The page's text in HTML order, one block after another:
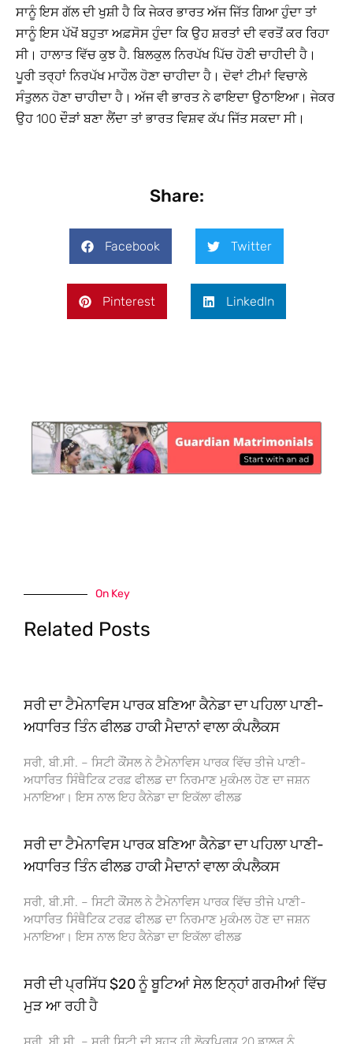
ਸਾਨੂੰ ਇਸ ਗੱਲ ਦੀ ਖੁਸ਼ੀ ਹੈ ਕਿ ਜੇਕਰ ਭਾਰਤ ਅੱਜ ਜਿੱਤ ਗਿਆ ਹੁੰਦਾ ਤਾਂ
ਸਾਨੂੰ ਇਸ ਪੱਖੋਂ ਬਹੁਤਾ ਅਫ਼ਸੋਸ ਹੁੰਦਾ ਕਿ ਉਹ ਸ਼ਰਤਾਂ ਦੀ ਵਰਤੋਂ ਕਰ ਰਿਹਾ
ਸੀ। ਹਾਲਾਤ ਵਿੱਚ ਕੁਝ ਹੈ. ਬਿਲਕੁਲ ਨਿਰਪੱਖ ਪਿੱਚ ਹੋਣੀ ਚਾਹੀਦੀ ਹੈ।
ਪੂਰੀ ਤਰ੍ਹਾਂ ਨਿਰਪੱਖ ਮਾਹੌਲ ਹੋਣਾ ਚਾਹੀਦਾ ਹੈ। ਦੋਵਾਂ ਟੀਮਾਂ ਵਿਚਾਲੇ
ਸੰਤੁਲਨ ਹੋਣਾ ਚਾਹੀਦਾ ਹੈ। ਅੱਜ ਵੀ ਭਾਰਤ ਨੇ ਫਾਇਦਾ ਉਠਾਇਆ। ਜੇਕਰ
ਉਹ 100 ਦੌੜਾਂ ਬਣਾ ਲੈਂਦਾ ਤਾਂ ਭਾਰਤ ਵਿਸ਼ਵ ਕੱਪ ਜਿੱਤ ਸਕਦਾ ਸੀ।
Share:
Facebook Twitter
Pinterest LinkedIn
On Key
Related Posts
ਸਰੀ ਦਾ ਟੈਮੇਨਾਵਿਸ ਪਾਰਕ ਬਣਿਆ ਕੈਨੇਡਾ ਦਾ ਪਹਿਲਾ ਪਾਣੀ-
ਅਧਾਰਿਤ ਤਿੰਨ ਫੀਲਡ ਹਾਕੀ ਮੈਦਾਨਾਂ ਵਾਲਾ ਕੰਪਲੈਕਸ
ਸਰੀ, ਬੀ.ਸੀ. – ਸਿਟੀ ਕੌਂਸਲ ਨੇ ਟੈਮੇਨਾਵਿਸ ਪਾਰਕ ਵਿੱਚ ਤੀਜੇ ਪਾਣੀ-
ਅਧਾਰਿਤ ਸਿੰਥੈਟਿਕ ਟਰਫ਼ ਫੀਲਡ ਦਾ ਨਿਰਮਾਣ ਮੁਕੰਮਲ ਹੋਣ ਦਾ ਜਸ਼ਨ
ਮਨਾਇਆ। ਇਸ ਨਾਲ ਇਹ ਕੈਨੇਡਾ ਦਾ ਇਕੱਲਾ ਫੀਲਡ
ਸਰੀ ਦਾ ਟੈਮੇਨਾਵਿਸ ਪਾਰਕ ਬਣਿਆ ਕੈਨੇਡਾ ਦਾ ਪਹਿਲਾ ਪਾਣੀ-
ਅਧਾਰਿਤ ਤਿੰਨ ਫੀਲਡ ਹਾਕੀ ਮੈਦਾਨਾਂ ਵਾਲਾ ਕੰਪਲੈਕਸ
ਸਰੀ, ਬੀ.ਸੀ. – ਸਿਟੀ ਕੌਂਸਲ ਨੇ ਟੈਮੇਨਾਵਿਸ ਪਾਰਕ ਵਿੱਚ ਤੀਜੇ ਪਾਣੀ-
ਅਧਾਰਿਤ ਸਿੰਥੈਟਿਕ ਟਰਫ਼ ਫੀਲਡ ਦਾ ਨਿਰਮਾਣ ਮੁਕੰਮਲ ਹੋਣ ਦਾ ਜਸ਼ਨ
ਮਨਾਇਆ। ਇਸ ਨਾਲ ਇਹ ਕੈਨੇਡਾ ਦਾ ਇਕੱਲਾ ਫੀਲਡ
ਸਰੀ ਦੀ ਪ੍ਰਸਿੱਧ $20 ਨੂੰ ਬੂਟਿਆਂ ਸੇਲ ਇਨ੍ਹਾਂ ਗਰਮੀਆਂ ਵਿੱਚ
ਮੁੜ ਆ ਰਹੀ ਹੈ